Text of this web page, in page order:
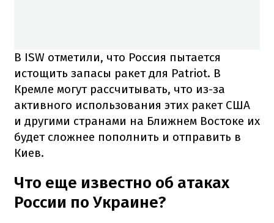
В ISW отметили, что Россия пытается
истощить запасы ракет для Patriot. В
Кремле могут рассчитывать, что из-за
активного использования этих ракет США
и другими странами на Ближнем Востоке их
будет сложнее пополнить и отправить в
Киев.
Что еще известно об атаках
России по Украине?